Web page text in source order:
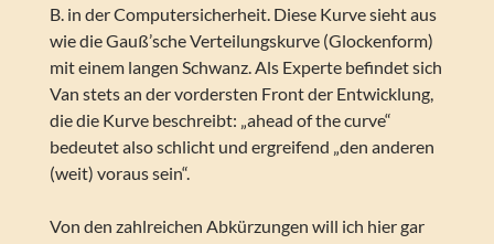
B. in der Computersicherheit. Diese Kurve sieht aus
wie die Gauß’sche Verteilungskurve (Glockenform)
mit einem langen Schwanz. Als Experte befindet sich
Van stets an der vordersten Front der Entwicklung,
die die Kurve beschreibt: „ahead of the curve“
bedeutet also schlicht und ergreifend „den anderen
(weit) voraus sein“.
Von den zahlreichen Abkürzungen will ich hier gar